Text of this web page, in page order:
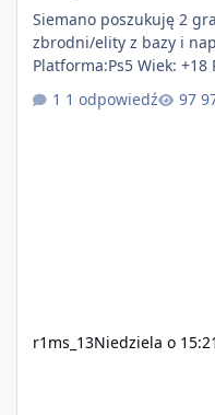
Siemano poszukuję 2
zbrodni/elity z bazy i
Platforma:Ps5 Wiek: +18
1 odpowiedź
r1ms_13Niedziela o 15:21